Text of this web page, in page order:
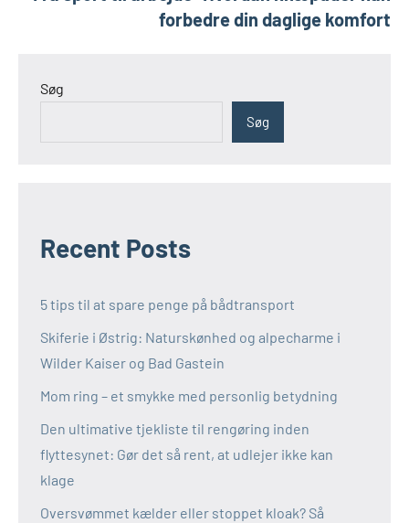
forbedre din daglige komfort
Søg
Søg
Recent Posts
5 tips til at spare penge på bådtransport
Skiferie i Østrig: Naturskønhed og alpecharme i
Wilder Kaiser og Bad Gastein
Mom ring – et smykke med personlig betydning
Den ultimative tjekliste til rengøring inden
flyttesynet: Gør det så rent, at udlejer ikke kan
klage
Oversvømmet kælder eller stoppet kloak? Så